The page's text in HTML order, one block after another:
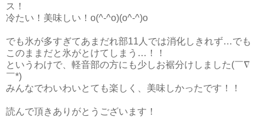
ス！
冷たい！美味しい！o(^-^o)(o^-^)o
でも氷が多すぎてあまだれ部11人では消化しきれず…でも
このままだと氷がとけてしまう…！！
というわけで、軽音部の方にも少しお裾分けしました(￣∇
￣*)ゞ
みんなでわいわいとても楽しく、美味しかったです！！
読んで頂きありがとうございます！